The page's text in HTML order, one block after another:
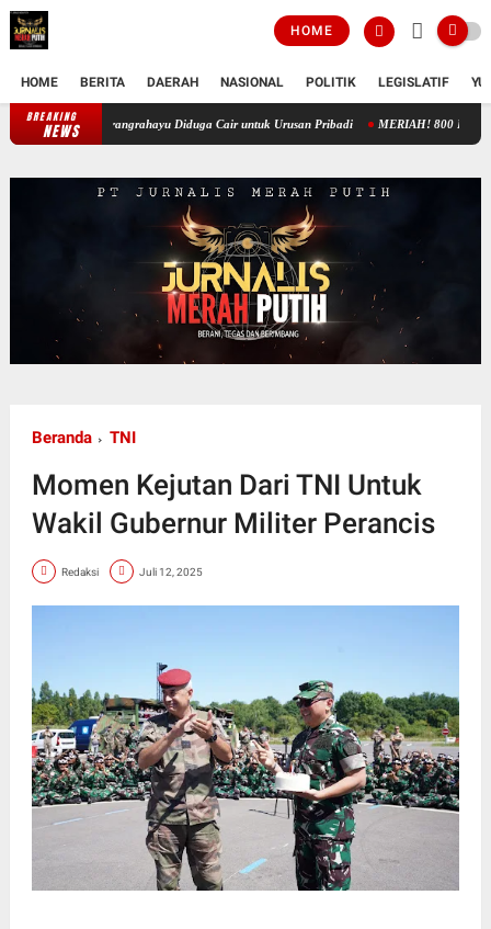
HOME
HOME BERITA DAERAH NASIONAL POLITIK LEGISLATIF
BREAKING
NEWS Aparatur Desa Lain Kuasai Token Keuangan, Dana Desa Karangrahayu
Beranda TNI
Momen Kejutan Dari TNI Untuk
Wakil Gubernur Militer Perancis
Redaksi Juli 12, 2025